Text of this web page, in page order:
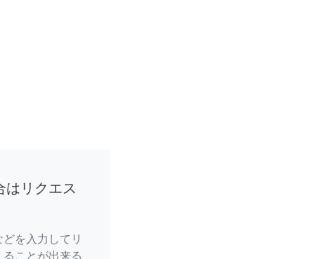
はリクエス
を入力してリ
ことが出来る